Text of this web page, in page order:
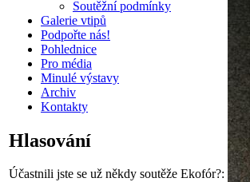
Soutěžní podmínky
Galerie vtipů
Podpořte nás!
Pohlednice
Pro média
Minulé výstavy
Archiv
Kontakty
Hlasování
Účastnili jste se už někdy soutěže Ekofór?: